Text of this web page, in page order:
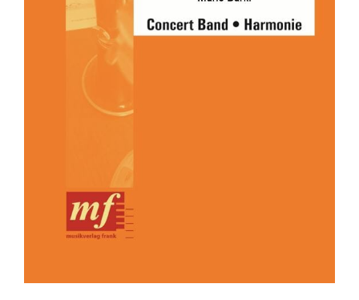
DER PRINZ VON PREUSSEN
Concert Band